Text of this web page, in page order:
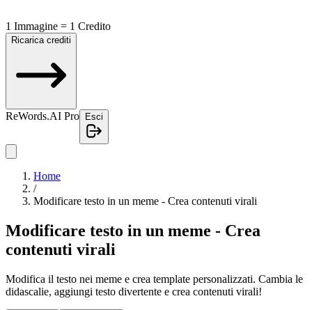
1 Immagine = 1 Credito
Ricarica crediti
ReWords.AI Pro Esci
Home
/
Modificare testo in un meme - Crea contenuti virali
Modificare testo in un meme - Crea
contenuti virali
Modifica il testo nei meme e crea template personalizzati. Cambia le
didascalie, aggiungi testo divertente e crea contenuti virali!